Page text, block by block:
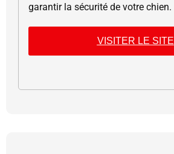
garantir la sécurité de votre chien.
VISITER LE SITE